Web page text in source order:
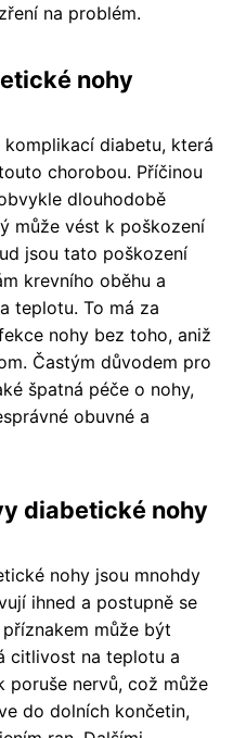
na problém.
nohy
diabetu, která
chorobou. Příčinou
dlouhodobě
může vést k poškození
jsou tato poškození
krevního oběhu a
teplotu. To má za
nohy bez toho, aniž
Častým důvodem pro
špatná péče o nohy,
obuvné a
diabetické nohy
nohy jsou mnohdy
ihned a postupně se
může být
citlivost na teplotu a
poruše nervů, což může
do dolních končetin,